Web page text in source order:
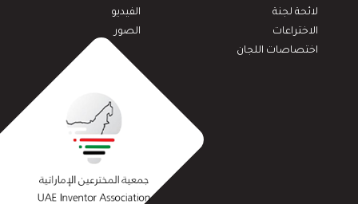
لائحة لجنة
الاختراعات
اختصاصات اللجان
الفيديو
الصور